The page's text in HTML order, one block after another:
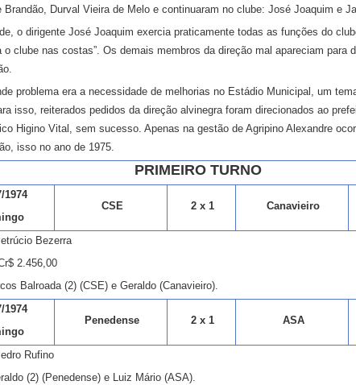
Brandão, Durval Vieira de Melo e continuaram no clube: José Joaquim e
o dirigente José Joaquim exercia praticamente todas as funções do
o clube nas costas”. Os demais membros da direção mal apareciam para
problema era a necessidade de melhorias no Estádio Municipal, um
isso, reiterados pedidos da direção alvinegra foram direcionados ao
Higino Vital, sem sucesso. Apenas na gestão de Agripino Alexandre
isso no ano de 1975.
PRIMEIRO TURNO
1974
CSE 2 x 1 Canavieiro
Bezerra
2.456,00
Balroada (2) (CSE) e Geraldo (Canavieiro).
1974
Penedense 2 x 1 ASA
Rufino
(2) (Penedense) e Luiz Mário (ASA).